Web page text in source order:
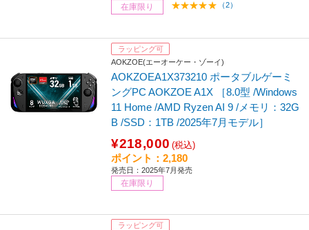
在庫限り （2）
ラッピング可
AOKZOE(エーオーケー・ゾーイ)
AOKZOEA1X373210 ポータブルゲーミ
ングPC AOKZOE A1X ［8.0型 /Windows
11 Home /AMD Ryzen AI 9 /メモリ：32G
B /SSD：1TB /2025年7月モデル］
¥218,000 (税込)
ポイント：2,180
発売日：2025年7月発売
在庫限り
ラッピング可